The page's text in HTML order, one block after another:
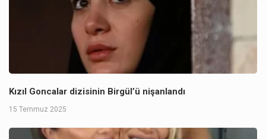
Kızıl Goncalar dizisinin Birgül’ü nişanlandı
15 Temmuz 2025